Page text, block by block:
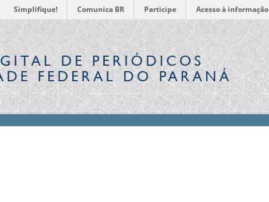
Simplifique! Comunica BR Participe Acesso à informação
DE PERIÓDICOS
FEDERAL DO PARANÁ